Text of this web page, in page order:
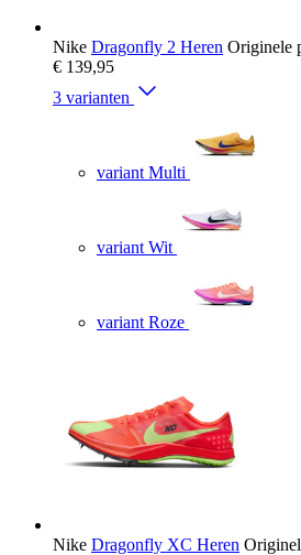
Nike Dragonfly 2 Heren Originele
€ 139,95
3 varianten
variant Multi
variant Wit
variant Roze
Nike Dragonfly XC Heren